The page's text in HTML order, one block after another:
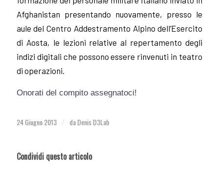
Afghanistan presentando nuovamente, presso le
aule del Centro Addestramento Alpino dell’Esercito
di Aosta, le lezioni relative al repertamento degli
indizi digitali che possono essere rinvenuti in teatro
di operazioni.
Onorati del compito assegnatoci!
24 Giugno 2013 / daDenis D3Lab
Condividi questo articolo